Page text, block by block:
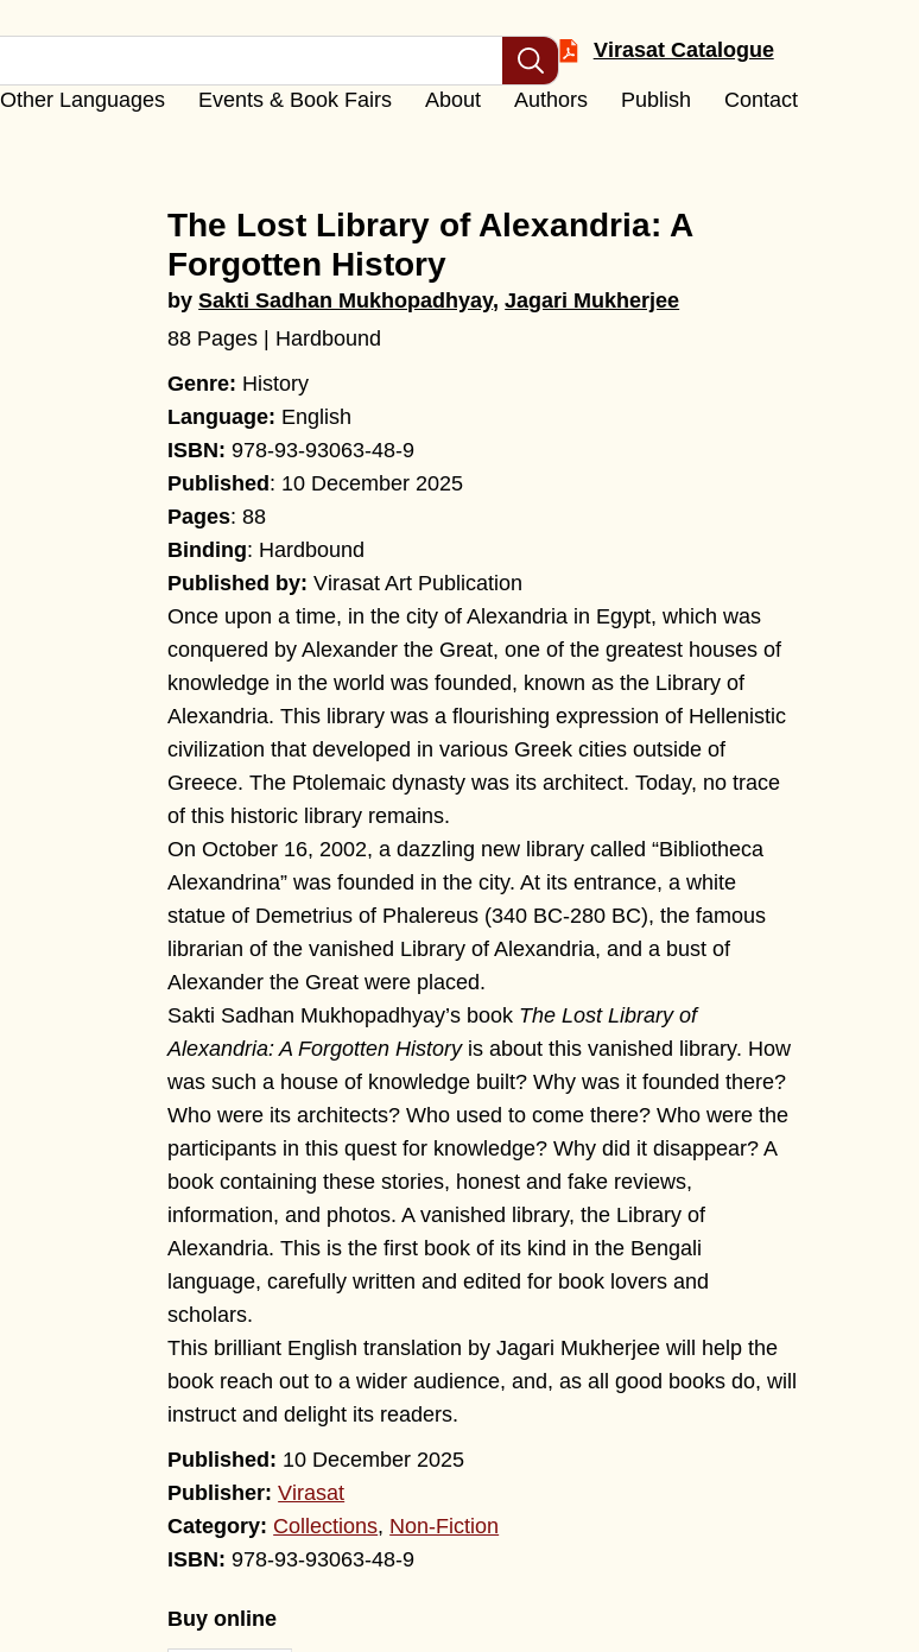
Virasat Catalogue
Other Languages Events & Book Fairs About Authors Publish Contact
The Lost Library of Alexandria: A
Forgotten History
bySakti Sadhan Mukhopadhyay,Jagari Mukherjee
88 Pages | Hardbound
Genre: History
Language: English
ISBN: 978-93-93063-48-9
Published : 10 December 2025
Pages: 88
Binding: Hardbound
Published by: Virasat Art Publication
Once upon a time, in the city of Alexandria in Egypt, which was
conquered by Alexander the Great, one of the greatest houses of
knowledge in the world was founded, known as the Library of
Alexandria. This library was a flourishing expression of Hellenistic
civilization that developed in various Greek cities outside of
Greece. The Ptolemaic dynasty was its architect. Today, no trace
of this historic library remains.
On October 16, 2002, a dazzling new library called “Bibliotheca
Alexandrina” was founded in the city. At its entrance, a white
statue of Demetrius of Phalereus (340 BC-280 BC), the famous
librarian of the vanished Library of Alexandria, and a bust of
Alexander the Great were placed.
Sakti Sadhan Mukhopadhyay’s book The Lost Library of
Alexandria: A Forgotten Historyis about this vanished library. How
was such a house of knowledge built? Why was it founded there?
Who were its architects? Who used to come there? Who were the
participants in this quest for knowledge? Why did it disappear? A
book containing these stories, honest and fake reviews,
information, and photos. A vanished library, the Library of
Alexandria. This is the first book of its kind in the Bengali
language, carefully written and edited for book lovers and
scholars.
This brilliant English translation by Jagari Mukherjee will help the
book reach out to a wider audience, and, as all good books do, will
instruct and delight its readers.
10 December 2025
Publisher: Virasat
Category: Collections, Non-Fiction
978-93-93063-48-9
Buy online